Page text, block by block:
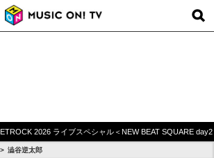
2026 ライブスペシャル＜NEW BEAT SQUARE day2
澁谷逆太郎